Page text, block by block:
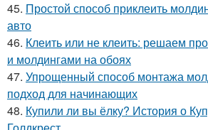
45. Простой способ приклеить
авто
46. Клеить или не клеить: решаем
и молдингами на обоях
47. Упрощенный способ монтажа
подход для начинающих
48. Купили ли вы ёлку? История о